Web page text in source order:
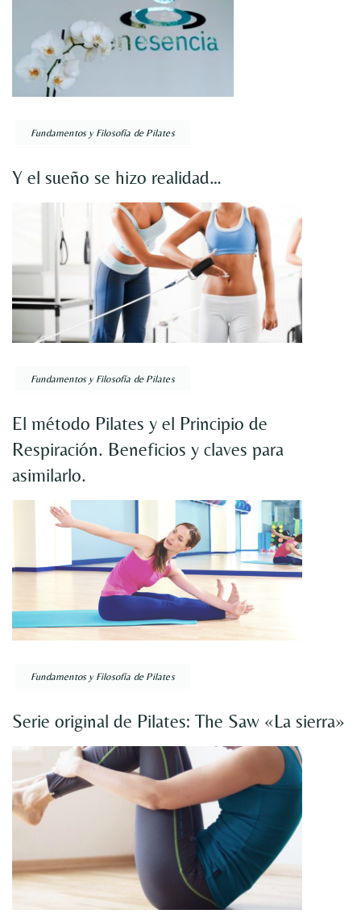
Fundamentos y Filosofía de Pilates
Y el sueño se hizo realidad…
Fundamentos y Filosofía de Pilates
El método Pilates y el Principio de
Respiración. Beneficios y claves para
asimilarlo.
Fundamentos y Filosofía de Pilates
Serie original de Pilates: The Saw «La sierra»